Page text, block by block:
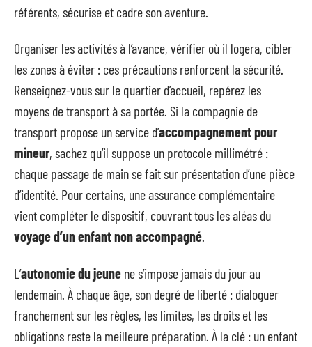
référents, sécurise et cadre son aventure.
Organiser les activités à l’avance, vérifier où il logera, cibler
les zones à éviter : ces précautions renforcent la sécurité.
Renseignez-vous sur le quartier d’accueil, repérez les
moyens de transport à sa portée. Si la compagnie de
transport propose un service d’accompagnement pour
mineur, sachez qu’il suppose un protocole millimétré :
chaque passage de main se fait sur présentation d’une pièce
d’identité. Pour certains, une assurance complémentaire
vient compléter le dispositif, couvrant tous les aléas du
voyage d’un enfant non accompagné.
L’autonomie du jeune ne s’impose jamais du jour au
lendemain. À chaque âge, son degré de liberté : dialoguer
franchement sur les règles, les limites, les droits et les
obligations reste la meilleure préparation. À la clé : un enfant